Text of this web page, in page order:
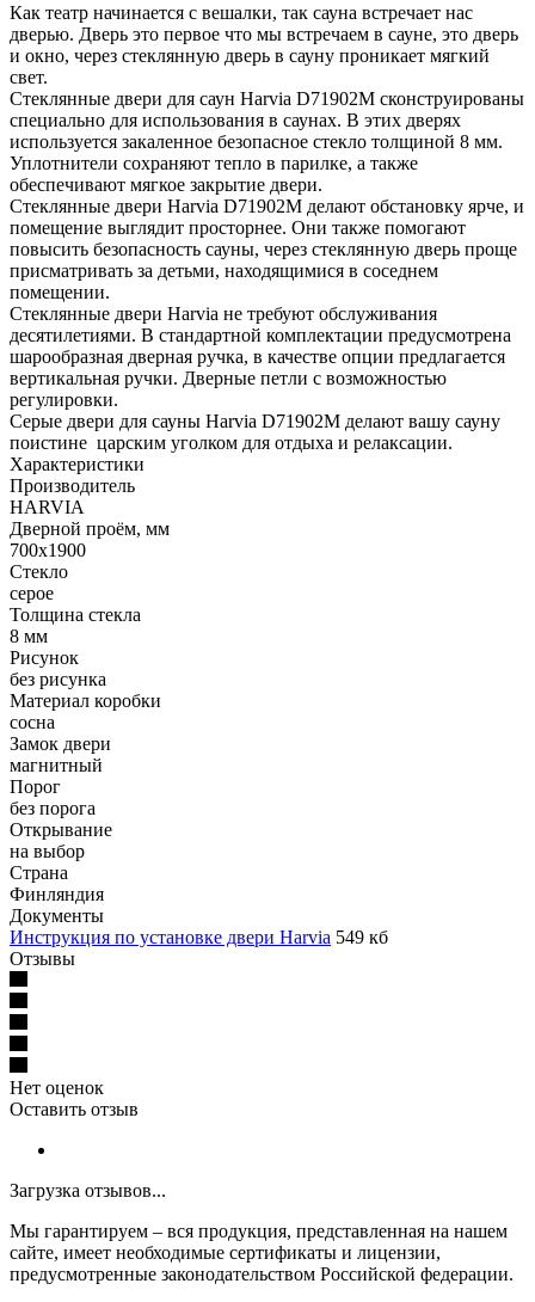
Как театр начинается с вешалки, так сауна встречает нас
дверью. Дверь это первое что мы встречаем в сауне, это дверь
и окно, через стеклянную дверь в сауну проникает мягкий
свет.
Стеклянные двери для саун Harvia D71902M сконструированы
специально для использования в саунах. В этих дверях
используется закаленное безопасное стекло толщиной 8 мм.
Уплотнители сохраняют тепло в парилке, а также
обеспечивают мягкое закрытие двери.
Стеклянные двери Harvia D71902M делают обстановку ярче, и
помещение выглядит просторнее. Они также помогают
повысить безопасность сауны, через стеклянную дверь проще
присматривать за детьми, находящимися в соседнем
помещении.
Стеклянные двери Harvia не требуют обслуживания
десятилетиями. В стандартной комплектации предусмотрена
шарообразная дверная ручка, в качестве опции предлагается
вертикальная ручки. Дверные петли с возможностью
регулировки.
Серые двери для сауны Harvia D71902M делают вашу сауну
поистине царским уголком для отдыха и релаксации.
Характеристики
Производитель
HARVIA
Дверной проём, мм
700х1900
Стекло
серое
Толщина стекла
8 мм
Рисунок
без рисунка
Материал коробки
сосна
Замок двери
магнитный
Порог
без порога
Открывание
на выбор
Страна
Финляндия
Документы
Инструкция по установке двери Harvia 549 кб
Отзывы
Нет оценок
Оставить отзыв
Загрузка отзывов...
Мы гарантируем – вся продукция, представленная на нашем
сайте, имеет необходимые сертификаты и лицензии,
предусмотренные законодательством Российской федерации.